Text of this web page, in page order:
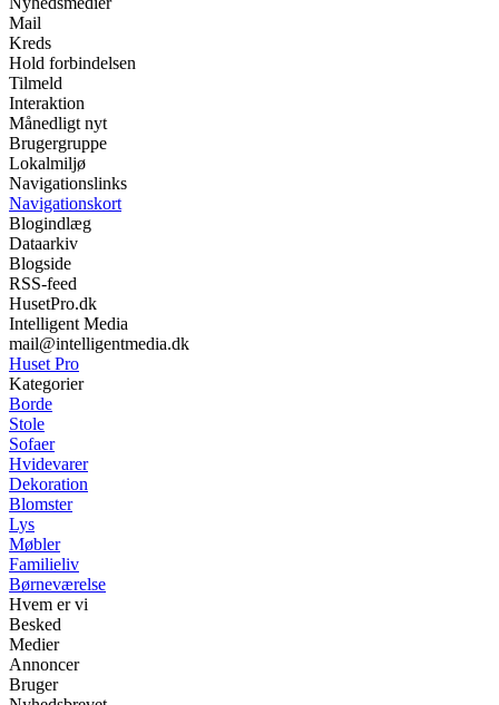
Mail
Kreds
Hold forbindelsen
Tilmeld
Interaktion
Månedligt nyt
Brugergruppe
Lokalmiljø
Navigationslinks
Navigationskort
Blogindlæg
Dataarkiv
Blogside
RSS-feed
HusetPro.dk
Intelligent Media
mail@intelligentmedia.dk
Huset Pro
Kategorier
Borde
Stole
Sofaer
Hvidevarer
Dekoration
Blomster
Lys
Møbler
Familieliv
Børneværelse
Hvem er vi
Besked
Medier
Annoncer
Bruger